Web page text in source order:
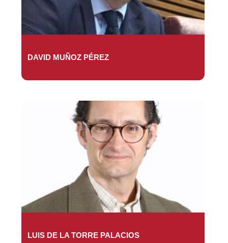
DAVID MUÑOZ PÉREZ
LUIS DE LA TORRE PALACIOS